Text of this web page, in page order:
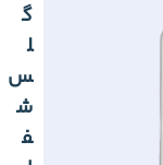
گ
ل
س
ش
ف